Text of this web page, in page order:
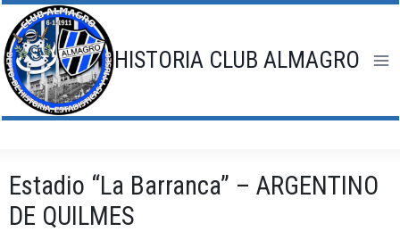
Saltar
al
contenido
HISTORIA CLUB ALMAGRO
Estadio “La Barranca” – ARGENTINO
DE QUILMES